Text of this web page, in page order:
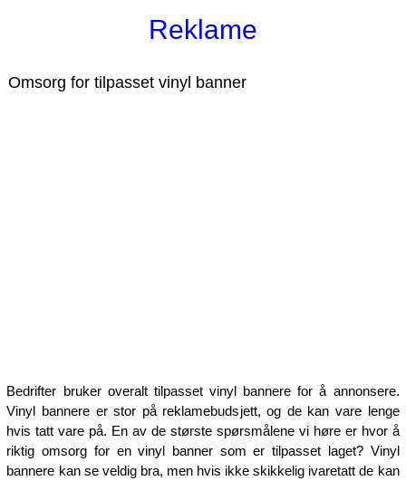
Reklame
Omsorg for tilpasset vinyl banner
Bedrifter bruker overalt tilpasset vinyl bannere for å annonsere.
Vinyl bannere er stor på reklamebudsjett, og de kan vare lenge
hvis tatt vare på. En av de største spørsmålene vi høre er hvor å
riktig omsorg for en vinyl banner som er tilpasset laget? Vinyl
bannere kan se veldig bra, men hvis ikke skikkelig ivaretatt de kan